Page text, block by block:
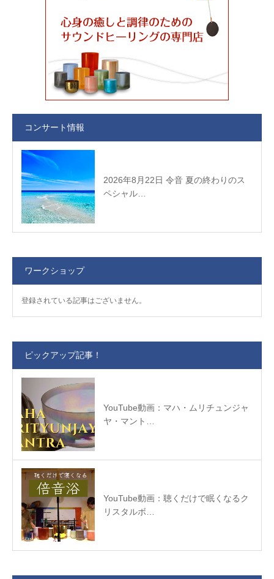
コンサート情報
2026年8月22日 令音 夏の終わりのス
ペシャル…
ワークショップ
登録されている記事はございません。
ピックアップ記事！
YouTube動画：マハ・ムリチュンジャ
ヤ・マント…
YouTube動画：聴くだけで眠くなるク
リスタルボ…